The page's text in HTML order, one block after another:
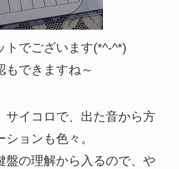
トでございます(*^-^*)
もできますね～
サイコロで、出た音から方
ョンも色々。
盤の理解から入るので、や